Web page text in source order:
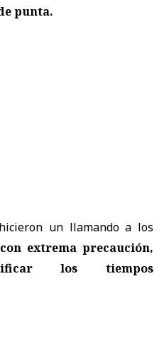
punta.
hicieron un llamando a los
extrema precaución,
los tiempos